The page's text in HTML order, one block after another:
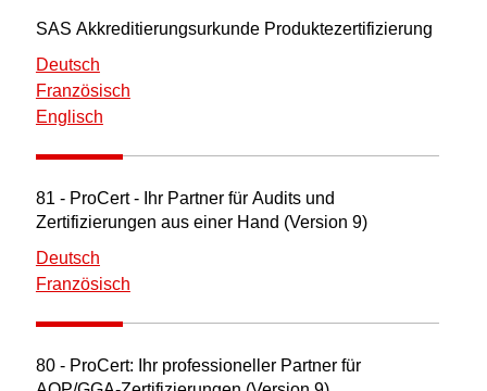
SAS Akkreditierungsurkunde Produktezertifizierung
Deutsch
Französisch
Englisch
81 - ProCert - Ihr Partner für Audits und
Zertifizierungen aus einer Hand (Version 9)
Deutsch
Französisch
80 - ProCert: Ihr professioneller Partner für